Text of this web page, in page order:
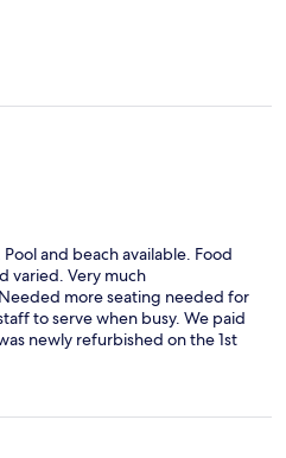
and beach available. Food
varied. Very much
more seating needed for
to serve when busy. We paid
newly refurbished on the 1st
overlooking the garden and